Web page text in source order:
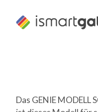
Inhalt
springen
Das GENIE